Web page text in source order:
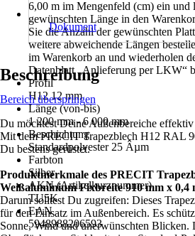
6,00 m im Mengenfeld (cm) ein und
gewünschten Länge in den
Sie die Anzahl der gewünschten
weitere abweichende Längen
im Warenkorb an und wiederholen
Datenblatt „Anlieferung per LKW“
Profil
H12 12 mm
Länge (von-bis)
1 200 mm - 6 000 mm
Beschichtung
Standardpolyester 25 Âµm
Farbton
Silber
AKN (Artikelkurznummer)
TU5K
EAN
5948988206593
Dokument
Beschreibung
Bereich überspringen
Du möchtest Deine Außenbereiche
Mit dem PRECIT Trapezblech H12 RAL
Du bestens gerüstet.
Produktmerkmale des PRECIT
Weißaluminium Fixbreite 910 mm x 0,4
Darum solltest Du zugreifen: Dieses
für den Einsatz im Außenbereich. Es
Sonne, Wind und unerwünschten Blicken.